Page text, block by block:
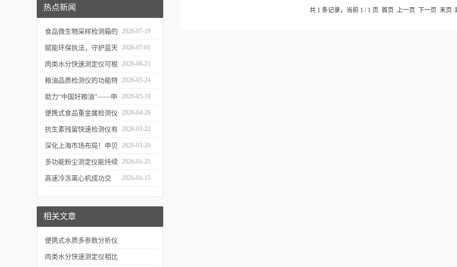
热点新闻
食品微生物采样检测箱的
结构功能及具体使用流程
介绍
2026-07-19
赋能环保执法，守护蓝天
白云——粉尘测定仪成功
交付某市生态环境执法支
队
2026-07-01
肉类水分快速测定仪可根
据不同肉品的特性切换对
应检测模式
2026-06-21
粮油品质检测仪的功能特
点及优势体现
2026-05-24
助力“中国好粮油”——申
贝科学仪器粮油检测仪器
整装发往粮油站
2026-05-19
便携式食品重金属检测仪
有哪些特点值得选择？
2026-04-26
抗生素残留快速检测仪有
哪些优势值得选择？
2026-03-22
深化上海市场布局！申贝
科学仪器水质在线监测仪
成功签约沪上客户
2026-03-20
多功能粉尘测定仪能持续
监测粉尘浓度，实时显示
2026-01-25
高速冷冻离心机成功交 2026-01-15
相关文章
便携式水质多参数分析仪
MP5000：生态环境执法
肉类水分快速测定仪相比
共 1 条记录，当前 1 / 1 页 首页 上一页 下一页 末页